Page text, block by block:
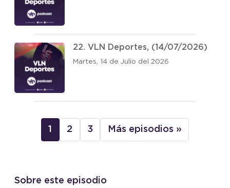
22. VLN Deportes, (14/07/2026)
Martes, 14 de Julio del 2026
1 2 3 Más episodios »
Sobre este episodio